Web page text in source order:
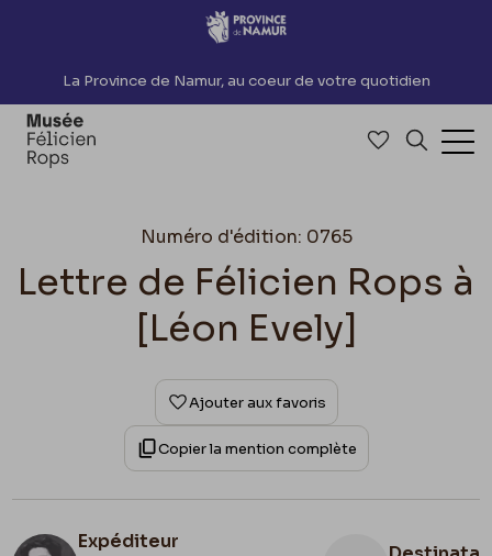
Accèder directement au contenu
La Province de Namur, au coeur de votre quotidien
Accéder à
Numéro d'édition: 0765
Lettre de Félicien Rops à
[Léon Evely]
Ajouter aux favoris
Copier la mention complète
Expéditeur